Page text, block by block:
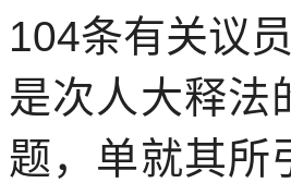
104条有关议
是次人大释法
题，单就其所